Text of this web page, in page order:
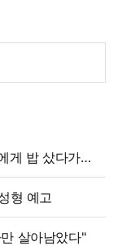
게 밥 샀다가
형 예고
살아남았다"